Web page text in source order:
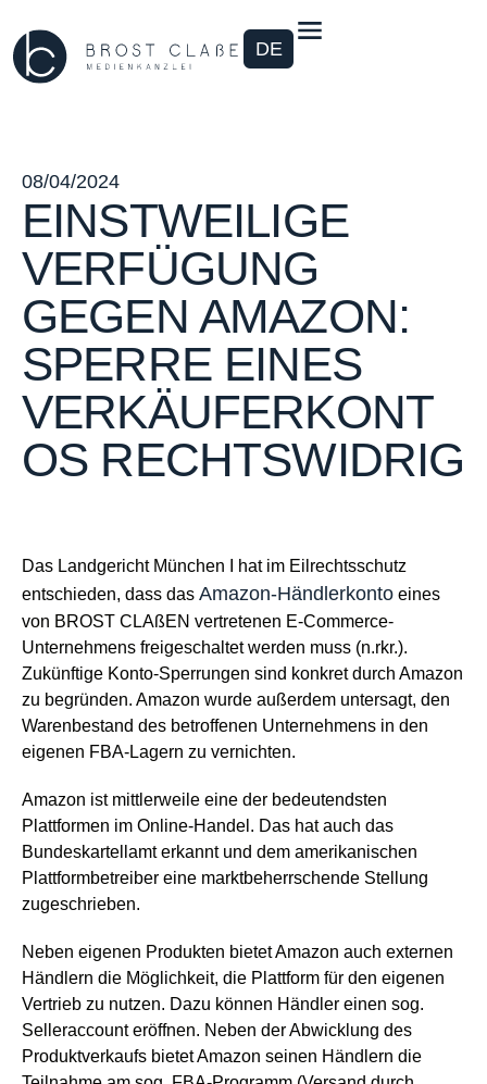
DE
08/04/2024
EINSTWEILIGE
VERFÜGUNG
GEGEN AMAZON:
SPERRE EINES
VERKÄUFERKONT
OS RECHTSWIDRIG
Das Landgericht München I hat im Eilrechtsschutz
entschieden, dass das Amazon-Händlerkonto eines
von BROST CLAßEN vertretenen E-Commerce-
Unternehmens freigeschaltet werden muss (n.rkr.).
Zukünftige Konto-Sperrungen sind konkret durch Amazon
zu begründen. Amazon wurde außerdem untersagt, den
Warenbestand des betroffenen Unternehmens in den
eigenen FBA-Lagern zu vernichten.
Amazon ist mittlerweile eine der bedeutendsten
Plattformen im Online-Handel. Das hat auch das
Bundeskartellamt erkannt und dem amerikanischen
Plattformbetreiber eine marktbeherrschende Stellung
zugeschrieben.
Neben eigenen Produkten bietet Amazon auch externen
Händlern die Möglichkeit, die Plattform für den eigenen
Vertrieb zu nutzen. Dazu können Händler einen sog.
Selleraccount eröffnen. Neben der Abwicklung des
Produktverkaufs bietet Amazon seinen Händlern die